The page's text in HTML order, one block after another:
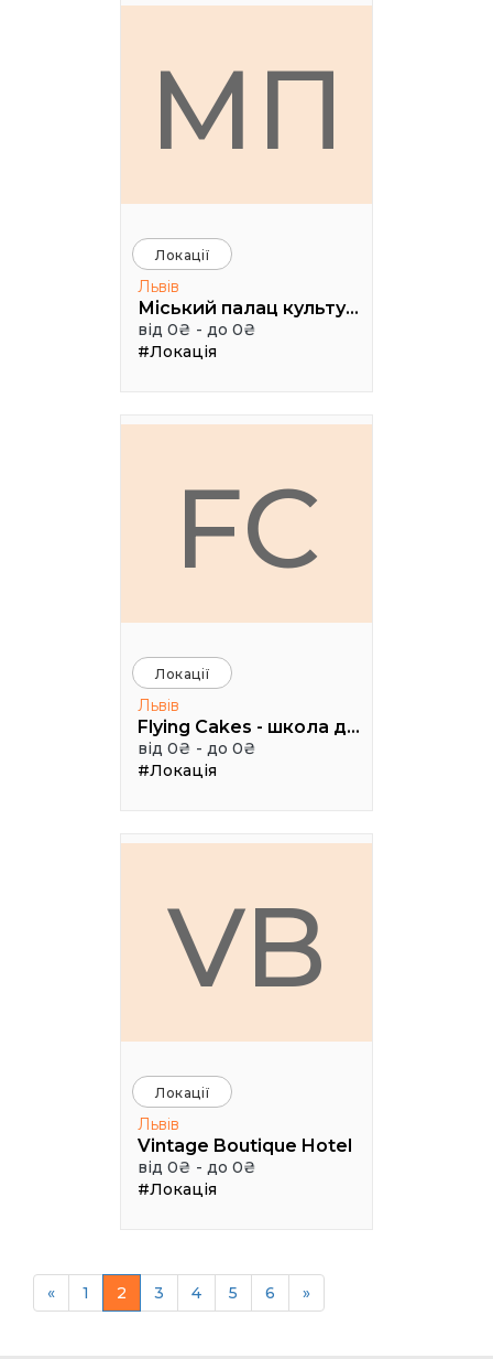
МП
Локації
Львів
Міський палац культури імені Гната Хоткевича, мала зала
від 0₴ - до 0₴
#Локація
FC
Локації
Львів
Flying Cakes - школа дизайну
від 0₴ - до 0₴
#Локація
VB
Локації
Львів
Vintage Boutique Hotel
від 0₴ - до 0₴
#Локація
« 1 2 3 4 5 6 »